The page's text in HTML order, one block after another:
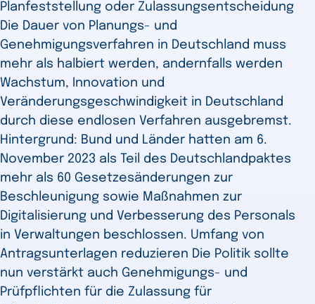
Planfeststellung oder Zulassungsentscheidung
Die Dauer von Planungs- und
Genehmigungsverfahren in Deutschland muss
mehr als halbiert werden, andernfalls werden
Wachstum, Innovation und
Veränderungsgeschwindigkeit in Deutschland
durch diese endlosen Verfahren ausgebremst. ​
Hintergrund: Bund und Länder hatten am 6.
November 2023 als Teil des Deutschlandpaktes
mehr als 60 Gesetzesänderungen zur
Beschleunigung sowie Maßnahmen zur
Digitalisierung und Verbesserung des Personals
in Verwaltungen beschlossen. Umfang von
Antragsunterlagen reduzieren Die Politik sollte
nun verstärkt auch Genehmigungs- und
Prüfpflichten für die Zulassung für